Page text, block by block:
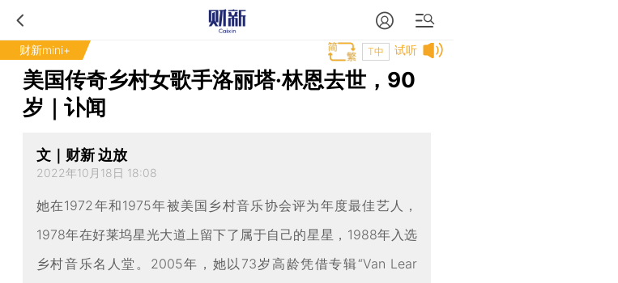
财新mini+ 试听
T中
美国传奇乡村女歌手洛丽塔·林恩去世，90
岁｜讣闻
文｜财新 边放
2022年10月18日 18:08
她在1972年和1975年被美国乡村音乐协会评为年度最佳艺人，
1978年在好莱坞星光大道上留下了属于自己的星星，1988年入选
乡村音乐名人堂。2005年，她以73岁高龄凭借专辑“Van Lear